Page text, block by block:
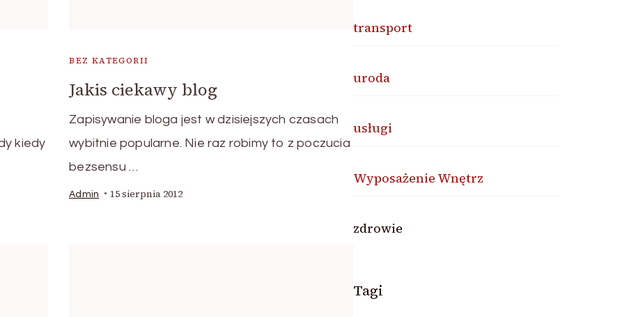
kiedy
BEZ KATEGORII
Jakis ciekawy blog
Zapisywanie bloga jest w dzisiejszych czasach
wybitnie popularne. Nie raz robimy to z poczucia
bezsensu …
Admin 15 sierpnia 2012
transport
uroda
usługi
Wyposażenie Wnętrz
zdrowie
Tagi